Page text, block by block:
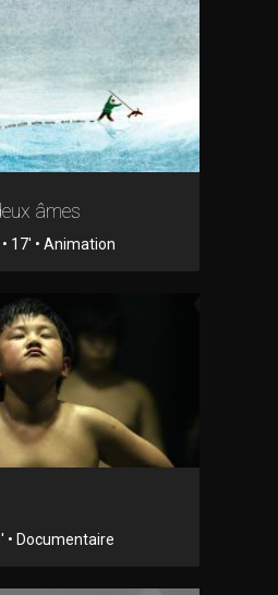
âmes
17' • Animation
• Documentaire